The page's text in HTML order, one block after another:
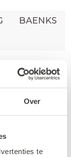
Over
te
BAENKS
van